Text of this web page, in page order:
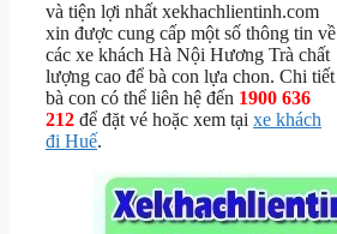
và tiện lợi nhất xekhachlientinh.com
xin được cung cấp một số thông tin về
các xe khách Hà Nội Hương Trà chất
lượng cao để bà con lựa chon. Chi tiết
bà con có thể liên hệ đến 1900 636
212 để đặt vé hoặc xem tại xe khách
đi Huế.